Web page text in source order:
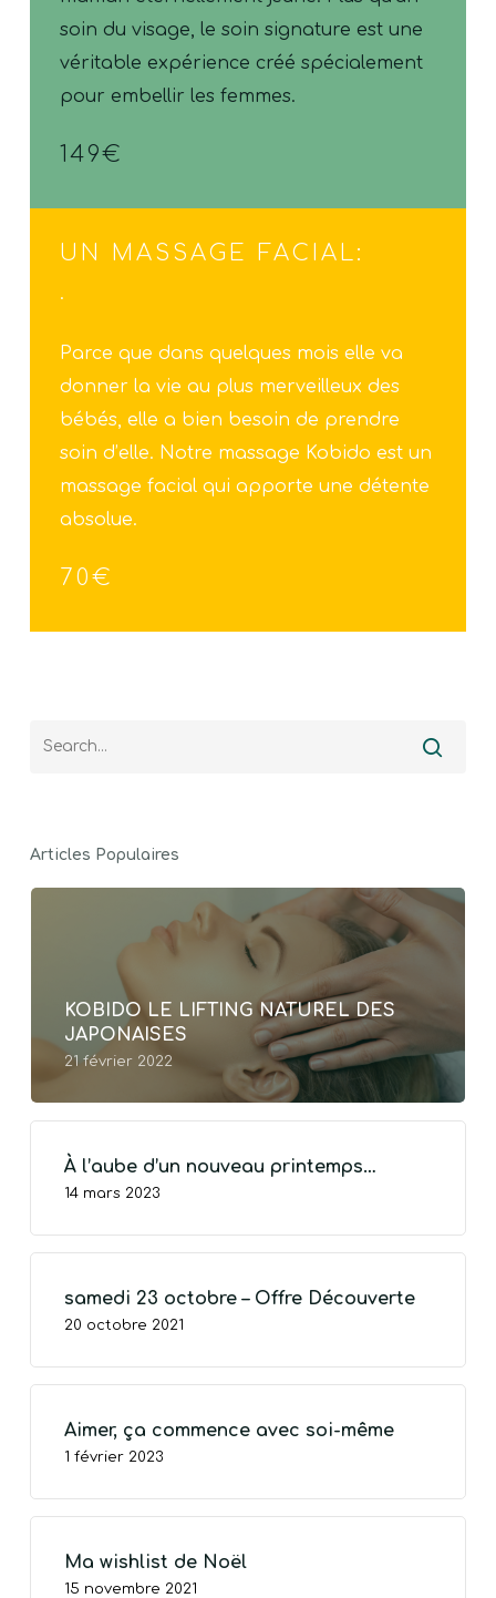
VOTRE PANIER EST VIDE.
soin du visage, le soin signature est une
véritable expérience créé spécialement
pour embellir les femmes.
149€
UN MASSAGE FACIAL:
.
Parce que dans quelques mois elle va
donner la vie au plus merveilleux des
bébés, elle a bien besoin de prendre
soin d’elle. Notre massage Kobido est un
massage facial qui apporte une détente
absolue.
70€
Articles Populaires
KOBIDO LE LIFTING NATUREL DES
JAPONAISES
21 février 2022
À l’aube d’un nouveau printemps…
14 mars 2023
samedi 23 octobre – Offre Découverte
20 octobre 2021
Aimer, ça commence avec soi-même
1 février 2023
Ma wishlist de Noël
15 novembre 2021